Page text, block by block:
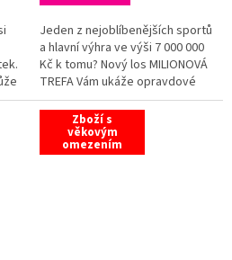
Jeden z nejoblíbenějších sportů
a hlavní výhra ve výši 7 000 000
Kč k tomu? Nový los MILIONOVÁ
TREFA Vám ukáže opravdové
napětí ze hry!
Zboží s
věkovým
omezením